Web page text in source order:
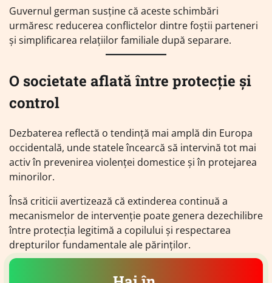
Guvernul german susține că aceste schimbări
urmăresc reducerea conflictelor dintre foștii parteneri
și simplificarea relațiilor familiale după separare.
O societate aflată între protecție și
control
Dezbaterea reflectă o tendință mai amplă din Europa
occidentală, unde statele încearcă să intervină tot mai
activ în prevenirea violenței domestice și în protejarea
minorilor.
Însă criticii avertizează că extinderea continuă a
mecanismelor de intervenție poate genera dezechilibre
între protecția legitimă a copilului și respectarea
drepturilor fundamentale ale părinților.